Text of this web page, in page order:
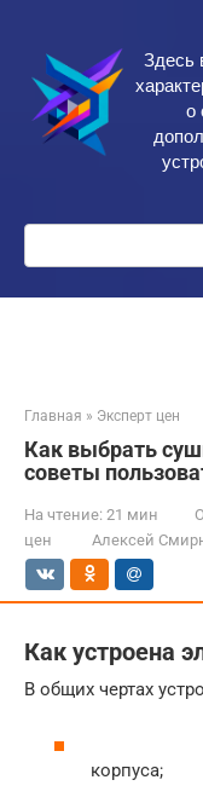
контенту
Здесь
о
Поиск:
Главная » Эксперт цен
Как выбрать
советы
На чтение: 21 мин
цен
Алексей
Как устроена
В общих чертах
корпуса;